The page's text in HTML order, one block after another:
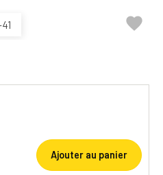

Ajouter au panier